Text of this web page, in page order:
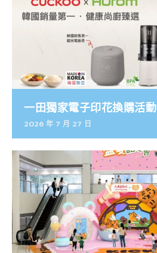
一田獨家電子印花換購活動
2026 年 7 月 27 日